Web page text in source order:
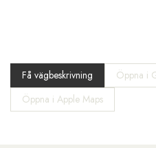
Få vägbeskrivning
Öppna i
Öppna i Apple Maps